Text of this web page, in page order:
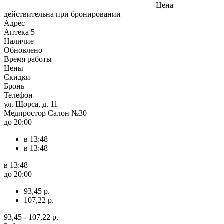
Цена
действительна при бронировании
Адрес
Аптека 5
Наличие
Обновлено
Время работы
Цены
Скидки
Бронь
Телефон
ул. Щорса, д. 11
Медпростор Салон №30
до 20:00
в 13:48
в 13:48
в 13:48
до 20:00
93,45 р.
107,22 р.
93,45 - 107,22 р.